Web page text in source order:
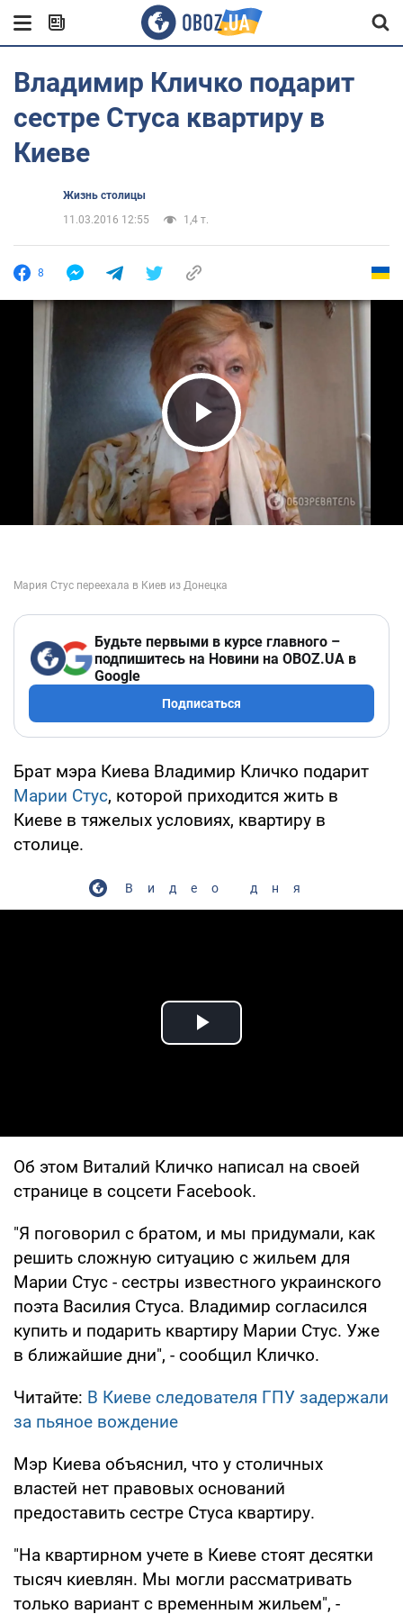
Владимир Кличко подарит
сестре Стуса квартиру в
Киеве
Жизнь столицы
11.03.2016 12:55
1,4 т.
8
Play Video
Будьте первыми в курсе главного –
подпишитесь на Новини на OBOZ.UA в
Google
Подписаться
Брат мэра Киева Владимир Кличко подарит
Марии Стус, которой приходится жить в
Киеве в тяжелых условиях, квартиру в
столице.
Видео дня
Play Video
Об этом Виталий Кличко написал на своей
странице в соцсети Facebook.
"Я поговорил с братом, и мы придумали, как
решить сложную ситуацию с жильем для
Марии Стус - сестры известного украинского
поэта Василия Стуса. Владимир согласился
купить и подарить квартиру Марии Стус. Уже
в ближайшие дни", - сообщил Кличко.
Читайте: В Киеве следователя ГПУ задержали
за пьяное вождение
Мэр Киева объяснил, что у столичных
властей нет правовых оснований
предоставить сестре Стуса квартиру.
"На квартирном учете в Киеве стоят десятки
тысяч киевлян. Мы могли рассматривать
только вариант с временным жильем", -